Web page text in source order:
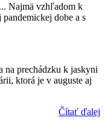
Najmä vzhľadom k
pandemickej dobe a s
na prechádzku k jaskyni
ktorá je v auguste aj
Čítať ďalej